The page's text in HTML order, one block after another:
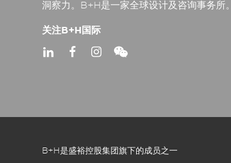
洞察力。B+H是一家全球设计及咨询事务所。
关注B+H国际
B+H是盛裕控股集团旗下的成员之一